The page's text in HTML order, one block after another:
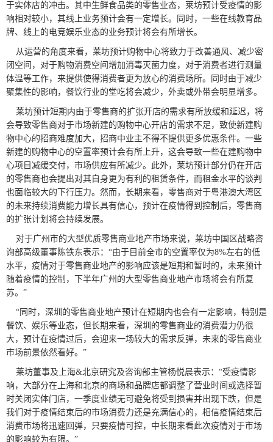
于实体店的冲击。其中生鲜食品类的零售业态，莱坊预计受疫情的影
响相对较小，其线上业务预计会有一定增长。同时，一些在线教育品
牌、线上的电竞娱乐业态的业务预计将会有所增长。
从运营的角度来看，莱坊预计购物中心将致力于改善通风、减少密
闭空间，对于购物消费空间增加消毒灭菌力度，对于消费者进行测量
体温等工作，来提供使得消费者更为放心的消费场所。同时由于减少
聚集性的影响，餐饮行业的堂吃将会减少，外卖或外带会明显增多。
莱坊预计短期内由于零售商的扩张开店的需求有所放缓和延迟，将
会导致零售商对于市场新建的购物中心开店的需求不足，致使新建购
物中心的招商难度加大，招商中业主不得不提供更多优惠条件。一些
新建的购物中心的空置率预计会有所上升，这会导致一些在建购物中
心项目减缓交付，市场供应有所减少。此外，莱坊预计部分仍在开店
的零售商也会提出对其自身更为有利的租赁条件，而租金水平的谈判
也面临较大的下行压力。然而，长期来看，零售商对于粤港澳大湾区
的未来持续消费能力增长具有信心，预计在疫情得到控制后，零售商
的扩张计划将会持续发展。
对于广州市的大型优质零售商业地产市场来说，莱坊中国区战略咨
询部高级董事陈铁东表示：“由于目前全市的空置率仅为8%左右的低
水平，疫情对于零售商业地产的影响应该是短期和暂时的，未来预计
随着疫情的控制，下半年广州的大型零售商业地产市场将会有所复
苏。”
“同时，深圳的零售商业地产预计在短期内也会有一定影响，特别是
餐饮、娱乐等业态，但长期来看，深圳的零售商业的消费潜力仍很
大，预计在疫情过后，会迎来一场较大的需求反弹，未来的零售商业
市场前景依然看好。”
莱坊董事及上海&北京研究及咨询部主管杨悦晨表示：“受疫情影
响，大部分在上海和北京的商场和品牌店都调整了营业时间或选择暂
时关闭实体门店，一季度业绩无可避免将受到损害并出现下跌，但是
我们对于疫情结束后的市场消费力还是充满信心的，相信疫情结束后
消费市场将迅速回弹，只要疫情可控，中长期来看此次疫情对于市场
的影响较为有限。”